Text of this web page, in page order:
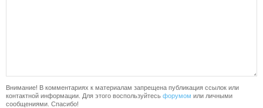
Внимание! В комментариях к материалам запрещена публикация ссылок или
контактной информации. Для этого воспользуйтесь форумом или личными
сообщениями. Спасибо!